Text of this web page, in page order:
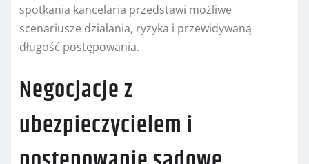
spotkania kancelaria przedstawi możliwe
scenariusze działania, ryzyka i przewidywaną
długość postępowania.
Negocjacje z
ubezpieczycielem i